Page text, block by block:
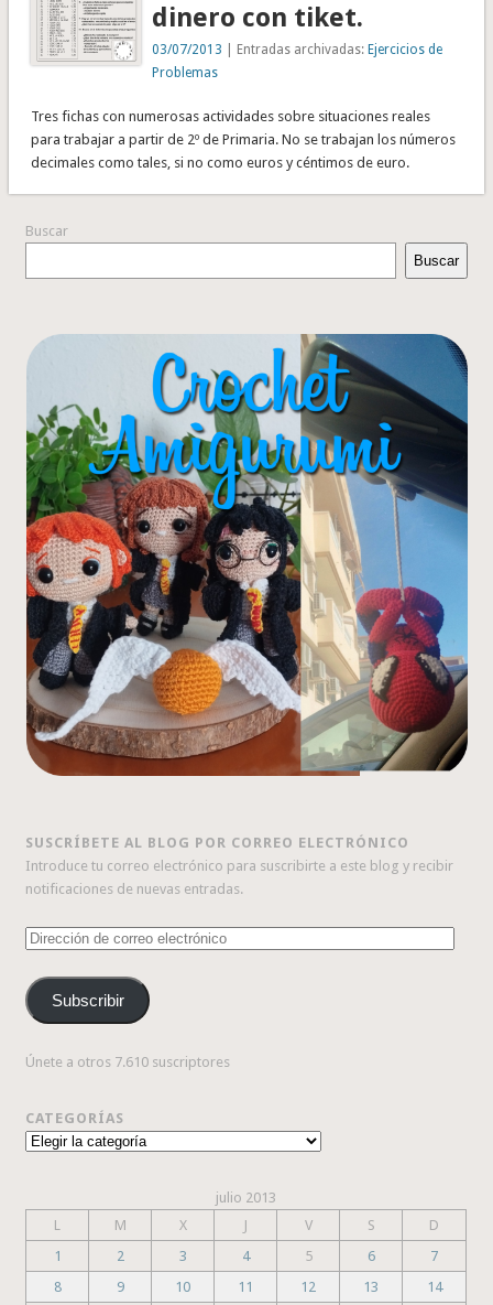
dinero con tiket.
03/07/2013 | Entradas archivadas:Ejercicios de
Problemas
Tres fichas con numerosas actividades sobre situaciones reales
para trabajar a partir de 2º de Primaria. No se trabajan los números
decimales como tales, si no como euros y céntimos de euro.
Buscar
Buscar
SUSCRÍBETE AL BLOG POR CORREO ELECTRÓNICO
Introduce tu correo electrónico para suscribirte a este blog y recibir
notificaciones de nuevas entradas.
Dirección
correo
electrónico
Subscribir
Únete a otros 7.610 suscriptores
CATEGORÍAS
Categorías
julio 2013
L
M X J V S
D
1
2 3 4 5 6
7
8
9 10 11 12 13
14